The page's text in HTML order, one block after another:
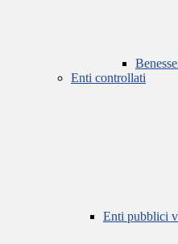
Enti controllati
Enti pubblici